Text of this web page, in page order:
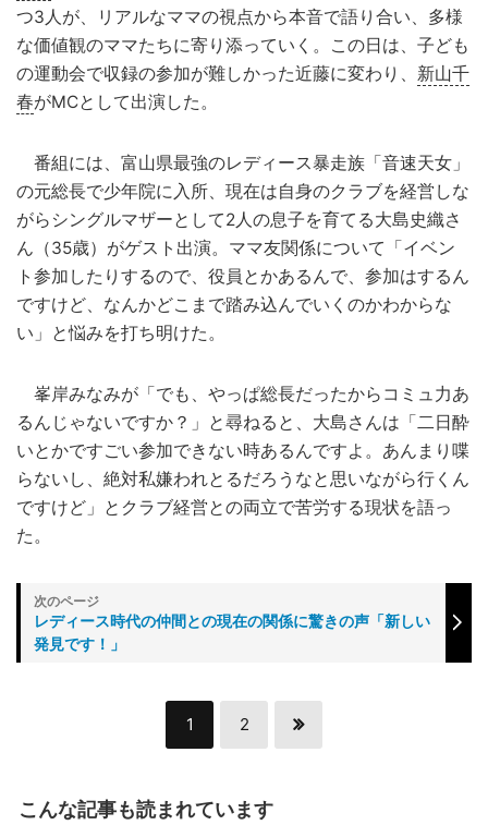
つ3人が、リアルなママの視点から本音で語り合い、多様
な価値観のママたちに寄り添っていく。この日は、子ども
の運動会で収録の参加が難しかった近藤に変わり、 新山千
春がMCとして出演した。
番組には、富山県最強のレディース暴走族「音速天女」
の元総長で少年院に入所、現在は自身のクラブを経営しな
がらシングルマザーとして2人の息子を育てる大島史織さ
ん（35歳）がゲスト出演。ママ友関係について「イベン
ト参加したりするので、役員とかあるんで、参加はするん
ですけど、なんかどこまで踏み込んでいくのかわからな
い」と悩みを打ち明けた。
峯岸みなみが「でも、やっぱ総長だったからコミュ力あ
るんじゃないですか？」と尋ねると、大島さんは「二日酔
いとかですごい参加できない時あるんですよ。あんまり喋
らないし、絶対私嫌われとるだろうなと思いながら行くん
ですけど」とクラブ経営との両立で苦労する現状を語っ
た。
レディース時代の仲間との現在の関係に驚きの声「新しい
発見です！」
1 2
こんな記事も読まれています